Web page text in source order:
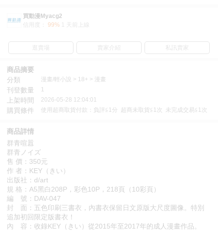
買動漫Myacg2
信用度：
99% 1 天前上線
逛賣場 賣家介紹 私訊賣家
商品摘要
分類
漫畫/輕小說 > 18+ > 漫畫
刊登數量 1
上架時間 2026-05-28 12:04:01
購買條件 使用超商取貨付款：負評≦1分 超商未取貨≦1次 未完成交易≦1次
商品詳情
群青喧囂
群青ノイズ
售 價：350元
作 者：KEY（きい）
出版社：d/art
規 格：A5黑白208P，彩色10P，218頁（10彩頁）
編 號：DAV-047
封 面：五色印刷三書衣，內書衣保留日文原版大尺度圖像。特別
追加初回限定版書衣！
內 容：收錄KEY（きい）從2015年至2017年的成人漫畫作品。